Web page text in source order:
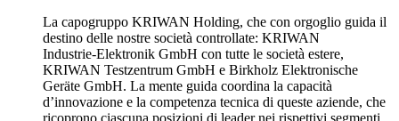
La capogruppo KRIWAN Holding, che con orgoglio guida il
destino delle nostre società controllate: KRIWAN
Industrie‑Elektronik GmbH con tutte le società estere,
KRIWAN Testzentrum GmbH e Birkholz Elektronische
Geräte GmbH. La mente guida coordina la capacità
d’innovazione e la competenza tecnica di queste aziende, che
ricoprono ciascuna posizioni di leader nei rispettivi segmenti